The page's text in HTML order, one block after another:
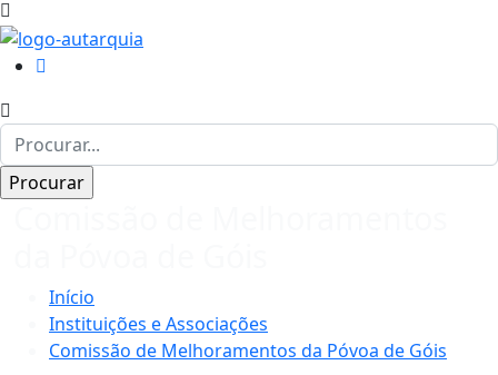
Início
Instituições e Associações
Comissão de Melhoramentos da Póvoa de Góis